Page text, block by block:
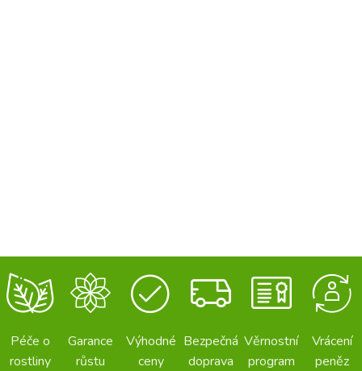
Péče o
rostliny
Garance
růstu
Výhodné
ceny
Bezpečná
doprava
Věrnostní
program
Vrácení
peněz